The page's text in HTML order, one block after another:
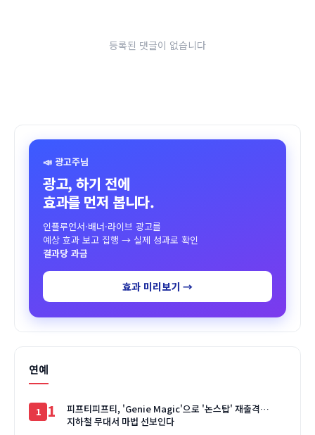
등록된 댓글이 없습니다
📣 광고주님
광고, 하기 전에
효과를 먼저 봅니다.
인플루언서·배너·라이브 광고를
예상 효과 보고 집행 → 실제 성과로 확인
결과당 과금
효과 미리보기 →
연예
1
피프티피프티, 'Genie Magic'으로 '논스탑' 재출격…
지하철 무대서 마법 선보인다